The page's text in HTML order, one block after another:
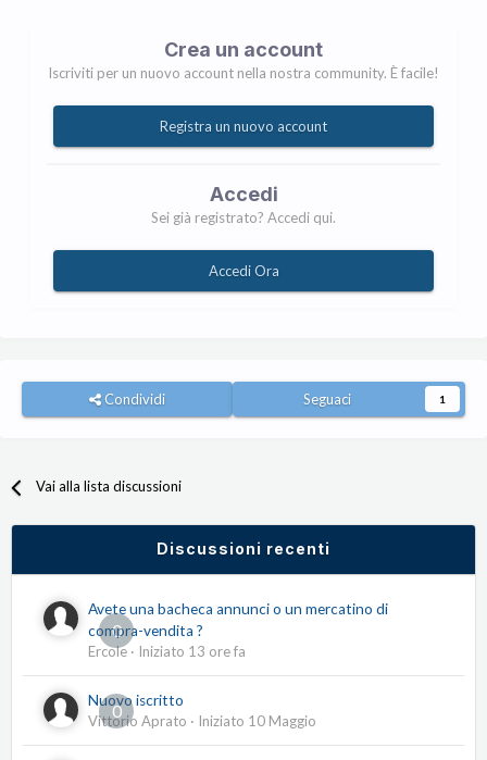
Crea un account
Iscriviti per un nuovo account nella nostra community. È facile!
Registra un nuovo account
Accedi
Sei già registrato? Accedi qui.
Accedi Ora
Condividi Seguaci 1
Vai alla lista discussioni
Discussioni recenti
0
Avete una bacheca annunci o un mercatino di
compra-vendita ?
Ercole · Iniziato 13 ore fa
0
Nuovo iscritto
Vittorio Aprato · Iniziato 10 Maggio